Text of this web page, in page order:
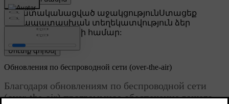
Անհատականացված աջակցությունՍտացեք
համապատասխան տեղեկատվություն ձեր
կոնկրետ մեքենայի համար:
Մուտք գործել
Обновления по беспроводной сети (over-the-air)
Благодаря обновлениям по беспроводной сети
(over-the-air) программное обеспечение вашего